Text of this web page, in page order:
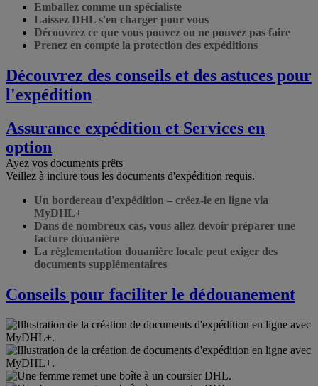
Emballez comme un spécialiste
Laissez DHL s'en charger pour vous
Découvrez ce que vous pouvez ou ne pouvez pas faire
Prenez en compte la protection des expéditions
Découvrez des conseils et des astuces pour
l'expédition
Assurance expédition et Services en
option
Ayez vos documents prêts
Veillez à inclure tous les documents d'expédition requis.
Un bordereau d'expédition – créez-le en ligne via
MyDHL+
Dans de nombreux cas, vous allez devoir préparer une
facture douanière
La règlementation douanière locale peut exiger des
documents supplémentaires
Conseils pour faciliter le dédouanement